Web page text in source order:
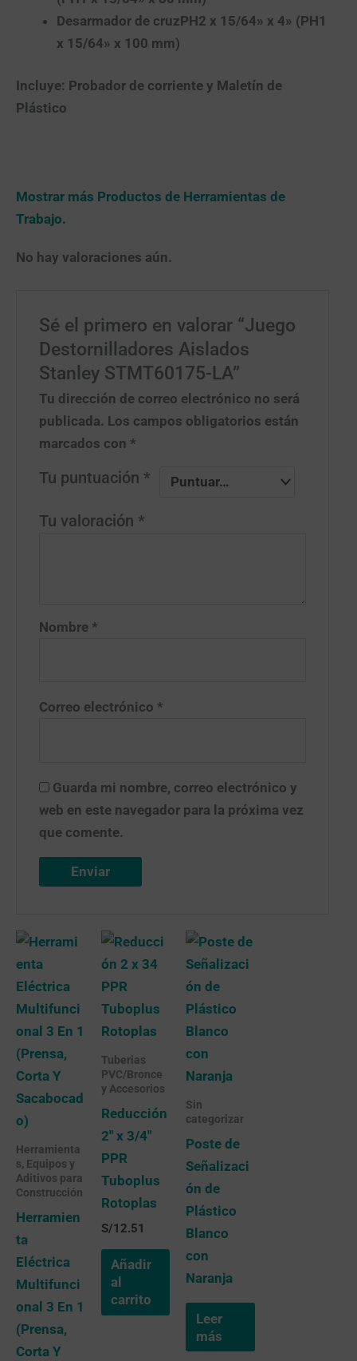
Desarmador de cruzPH2 x 15/64» x 4» (PH1
x 15/64» x 100 mm)
Incluye: Probador de corriente y Maletín de
Plástico
Mostrar más Productos de Herramientas de
Trabajo.
No hay valoraciones aún.
Sé el primero en valorar “Juego
Destornilladores Aislados
Stanley STMT60175-LA”
Tu dirección de correo electrónico no será
publicada. Los campos obligatorios están
marcados con *
Tu puntuación *
Tu valoración *
Nombre *
Correo electrónico *
Guarda mi nombre, correo electrónico y
web en este navegador para la próxima vez
que comente.
Herramienta
s, Equipos y
Aditivos para
Construcción
Herramien
ta
Eléctrica
Multifunci
onal 3 En 1
(Prensa,
Corta Y
Tuberias
PVC/Bronce
y Accesorios
Reducción
2″ x 3/4″
PPR
Tuboplus
Rotoplas
S/12.51
Añadir
al
carrito
Sin
categorizar
Poste de
Señalizaci
ón de
Plástico
Blanco
con
Naranja
Leer
más